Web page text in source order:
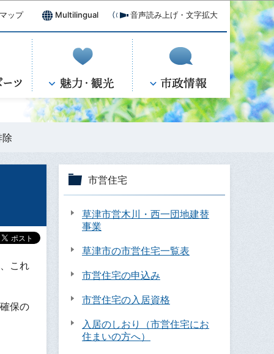
ップ Multilingual 音声読み上げ・文字拡大
これ
保の
市営住宅
草津市営木川・西一団地建替
事業
草津市の市営住宅一覧表
市営住宅の申込み
市営住宅の入居資格
入居のしおり（市営住宅にお
住まいの方へ）